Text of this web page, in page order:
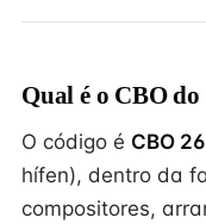
Qual é o CBO
O código é CBO
hífen), dentro da
compositores,